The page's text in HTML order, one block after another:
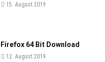
15. August 2019
Firefox 64 Bit Download
12. August 2019